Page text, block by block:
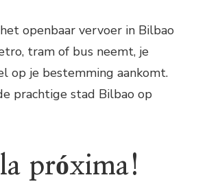
openbaar vervoer in Bilbao
tram of bus neemt, je
op je bestemming aankomt.
prachtige stad Bilbao op
próxima!